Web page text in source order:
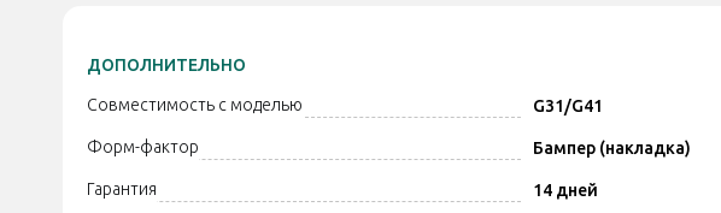
ДОПОЛНИТЕЛЬНО
Совместимость с моделью G31/G41
Форм-фактор Бампер (накладка)
Гарантия 14 дней